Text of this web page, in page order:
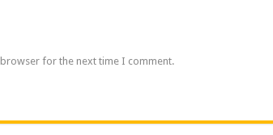
for the next time I comment.